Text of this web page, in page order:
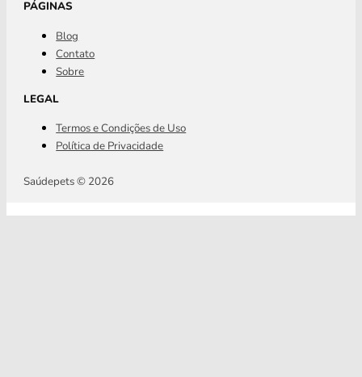
PÁGINAS
Blog
Contato
Sobre
LEGAL
Termos e Condições de Uso
Política de Privacidade
Saúdepets © 2026